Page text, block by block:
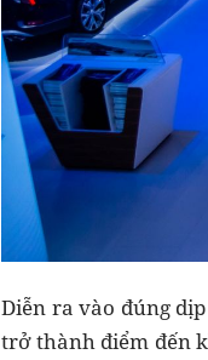
Diễn ra vào đúng
trở thành điểm đến